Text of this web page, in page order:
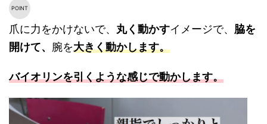
爪に力をかけないで、 丸く動かすイメージで、 脇を
開けて、 腕を大きく動かします。
バイオリンを引くような感じで動かします。